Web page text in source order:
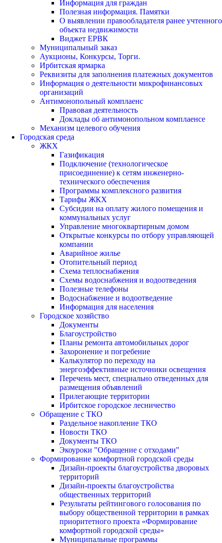
Информация для граждан
Полезная информация. Памятки
О выявлении правообладателя ранее учтенного
объекта недвижимости
Виджет ЕРВК
Муниципальный заказ
Аукционы, Конкурсы, Торги.
Ирбитская ярмарка
Реквизиты для заполнения платежных документов
Информация о деятельности микрофинансовых
организаций
Антимонопольный комплаенс
Правовая деятельность
Доклады об антимонопольном комплаенсе
Механизм целевого обучения
Городская среда
ЖКХ
Газификация
Подключение (технологическое
присоединение) к сетям инженерно-
технического обеспечения
Программы комплексного развития
Тарифы ЖКХ
Субсидии на оплату жилого помещения и
коммунальных услуг
Управление многоквартирным домом
Открытые конкурсы по отбору управляющей
компании
Аварийное жилье
Отопительный период
Схема теплоснабжения
Схемы водоснабжения и водоотведения
Полезные телефоны
Водоснабжение и водоотведение
Информация для населения
Городское хозяйство
Документы
Благоустройство
Планы ремонта автомобильных дорог
Захоронение и погребение
Калькулятор по переходу на
энергоэффективные источники освещения
Перечень мест, специально отведенных для
размещения объявлений
Прилегающие территории
Ирбитское городское лесничество
Обращение с ТКО
Раздельное накопление ТКО
Новости ТКО
Документы ТКО
Экоуроки "Обращение с отходами"
Формирование комфортной городской среды
Дизайн-проекты благоустройства дворовых
территорий
Дизайн-проекты благоустройства
общественных территорий
Результаты рейтингового голосования по
выбору общественной территории в рамках
приоритетного проекта «Формирование
комфортной городской среды»
Муниципальные программы